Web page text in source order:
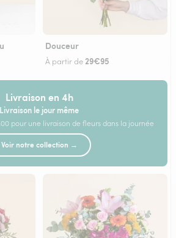
Douceur
À partir de 29€95
Livraison en 4h
Livraison le jour même
pour une livraison de fleurs dans la journée
Voir notre collection →